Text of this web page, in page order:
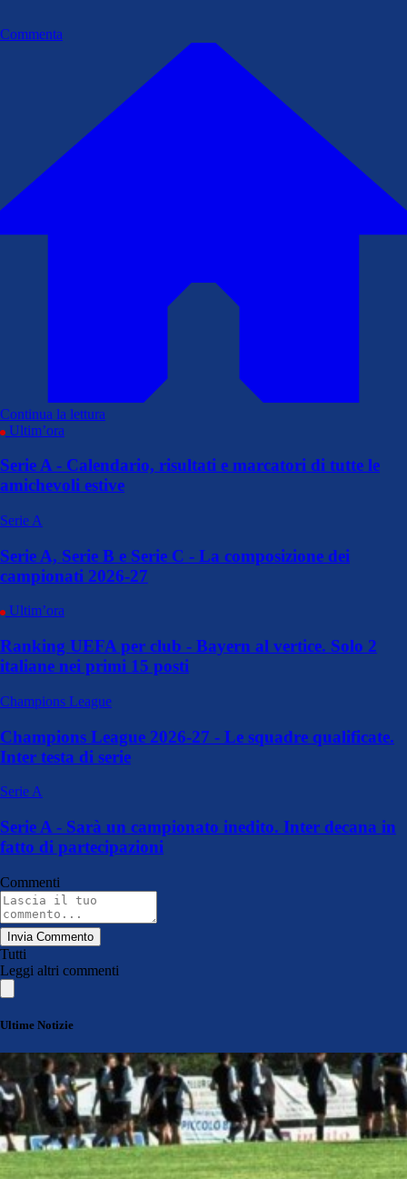
Commenta
Continua la lettura
Ultim’ora
Serie A - Calendario, risultati e marcatori di tutte le
amichevoli estive
Serie A
Serie A, Serie B e Serie C - La composizione dei
campionati 2026-27
Ultim’ora
Ranking UEFA per club - Bayern al vertice. Solo 2
italiane nei primi 15 posti
Champions League
Champions League 2026-27 - Le squadre qualificate.
Inter testa di serie
Serie A
Serie A - Sarà un campionato inedito. Inter decana in
fatto di partecipazioni
Commenti
Invia Commento
Tutti
Leggi altri commenti
Ultime Notizie